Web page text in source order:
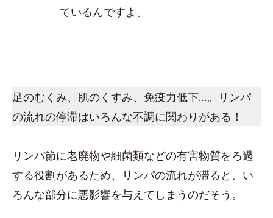
ているんですよ。
足のむくみ、肌のくすみ、免疫力低下…。リンパ
の流れの停滞はいろんな不調に関わりがある！
リンパ節に老廃物や細菌類などの有害物質をろ過
する役割があるため、リンパの流れが滞ると、い
ろんな部分に悪影響を与えてしまうのだそう。